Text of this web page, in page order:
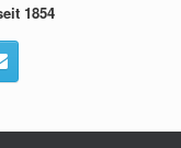
1854